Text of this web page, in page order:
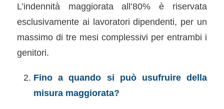
L’indennità maggiorata all’80% è riservata
esclusivamente ai lavoratori dipendenti, per un
massimo di tre mesi complessivi per entrambi i
genitori.
Fino a quando si può usufruire della
misura maggiorata?